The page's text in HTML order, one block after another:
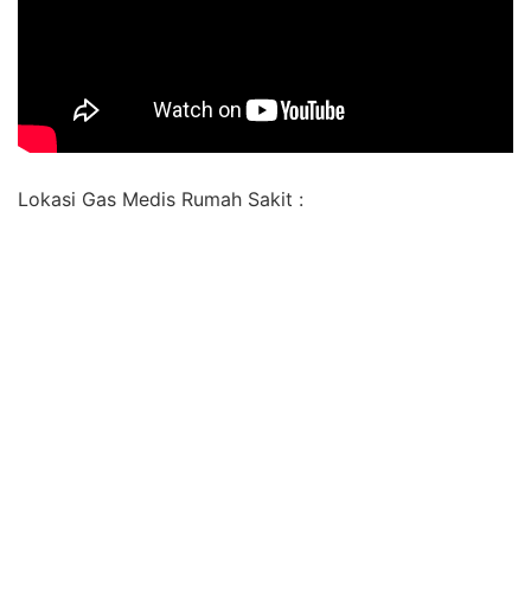
Lokasi Gas Medis Rumah Sakit :